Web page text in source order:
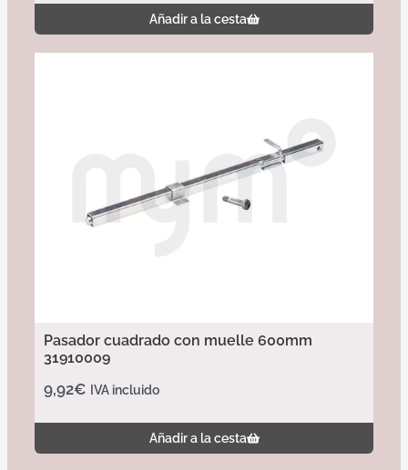
Añadir a la cesta
Pasador cuadrado con muelle 600mm
31910009
9,92€ IVA incluido
Añadir a la cesta